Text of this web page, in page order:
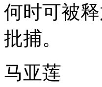
何时可被
批捕。
马亚莲